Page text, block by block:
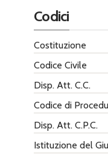
Codici
Costituzione
Codice Civile
Disp. Att. C.C.
Codice di
Disp. Att. C.P.C.
Istituzione del